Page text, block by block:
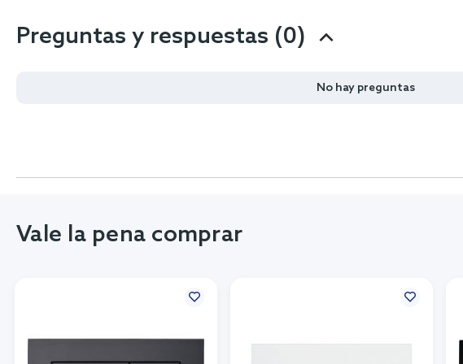
Preguntas y respuestas (0)
No hay preguntas
Vale la pena comprar